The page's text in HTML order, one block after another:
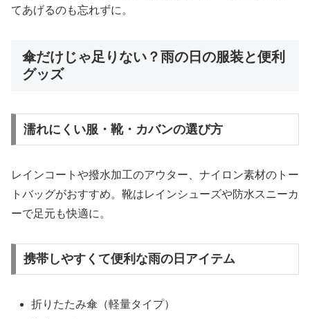
てあげるのも忘れずに。
傘だけじゃ足りない？雨の日の服装と便利
グッズ
濡れにくい服・靴・カバンの選び方
レインコートや撥水加工のアウター、ナイロン素材のトー
トバッグがおすすめ。靴はレインシューズや防水スニーカ
ーで足元も快適に。
携帯しやすくて便利な雨の日アイテム
折りたたみ傘（軽量タイプ）